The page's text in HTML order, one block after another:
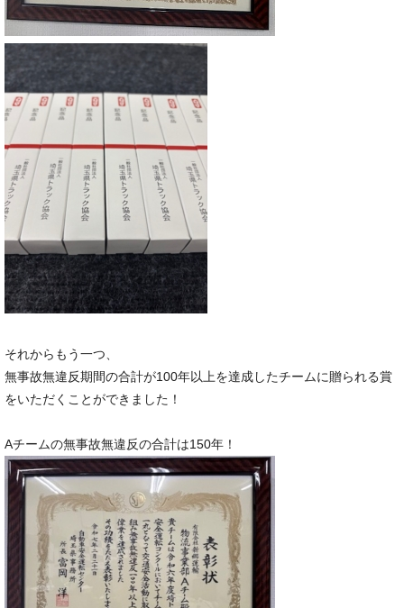
それからもう一つ、
無事故無違反期間の合計が100年以上を達成したチームに贈られる賞
をいただくことができました！
Aチームの無事故無違反の合計は150年！